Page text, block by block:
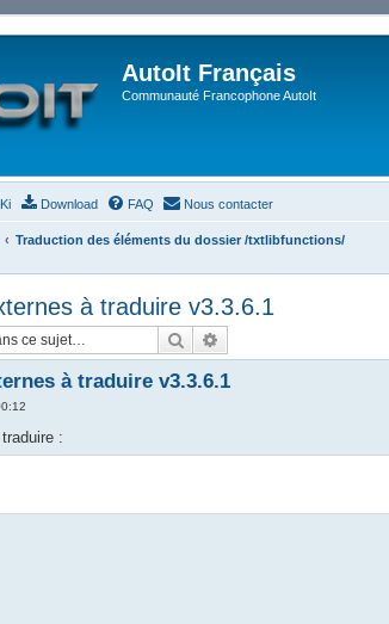
AutoIt Français
Communauté Francophone AutoIt
Download FAQ Nous contacter
Traduction des éléments du dossier /txtlibfunctions/
à traduire v3.3.6.1
Rechercher
à traduire v3.3.6.1
: